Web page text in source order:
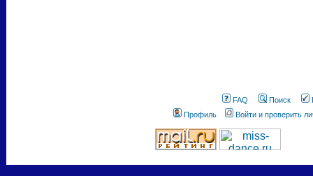
FAQ Поиск
Профиль
Войти и проверить